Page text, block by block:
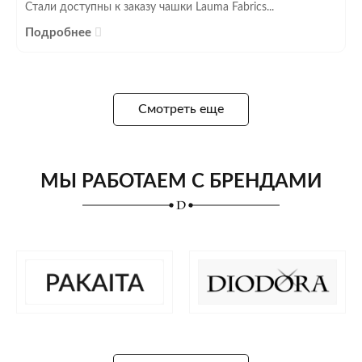
Стали доступны к заказу чашки Lauma Fabrics...
Подробнее
Смотреть еще
МЫ РАБОТАЕМ С БРЕНДАМИ